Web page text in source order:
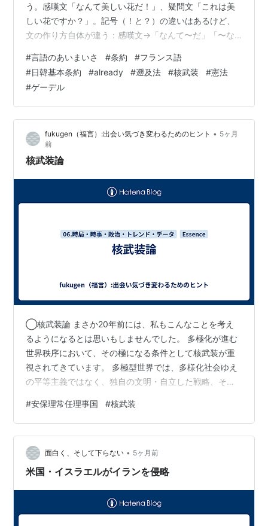
戦略パトロール任務中の米英の戦略原潜は、歴史上
一度も探知されてないとされる
:場合によっては国家崩壊まであり得る
:第四次中東戦争の序盤で大敗したイスラエルは核使
用を検討し、それを抑制するためにアメリカは大規模な
軍事援助の提供に踏み切ったとされる
*7:矛盾した話だが、核抑止力に依存する大国にとって
ない
:そもそも初期段階では1発の弾頭ですら貴重品のはず
だ
う。感嘆文「なんて美しい花だ！」、疑問文「これは美
しい花ですか？」。記号（！と？）の違いはあるけど、
文の作り方自体が違う：感嘆文→「なんて〜だ」「〜な
う問いかけ構造。 英語だとさらにはっきりして、疑問文
は語順が変わる（Do you...? / Are you...?）から記号だけ
の違いじゃない。 ボク： how old this man is ああ、動詞
がちがうかw Claude： そう！語順ね。直接疑問文：How
old is this …
#言語のあいまいさ #条約 #フランス語
#日韓基本条約 #already #遡及法 #核武装 #憲法
#ゲーデル
fukugen（福言）:出会い気づき変わるためのヒント • 5ヶ月
前
核武装論
◯核武装論 まさか20年前には、私もこんなことを考え
るようになるとは思いもしませんでした。 多極化が進む
世界秩序において、その極になる条件として核武装が重
視されてきています。 多極型世界では、多様化社会ゆえ
の平等主義ではなく、独自の文明・自立した戦略、そし
うです。 これは、まず、ロシアが、極＝核武装という考
えの元、NATOを脅して、ウクライナに侵攻し、さらにイ
スラエルも核を口にしたわけです。アメリカの相次ぐ武
力行使も、核の力に支えられているのは、明らかです。
イランの体制変換に核を口実にしました。そして、フラ
#安保理常任理事国 #核武装
面白く、そして下らない • 5ヶ月前
米国・イスラエルがイランを侵略